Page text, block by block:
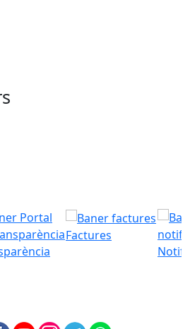
Factures